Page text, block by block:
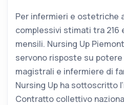
Per infermieri e ostetriche
complessivi stimati tra 216
mensili. Nursing Up
servono risposte su potere
magistrali e infermiere di
Nursing Up ha sottoscritto
Contratto collettivo